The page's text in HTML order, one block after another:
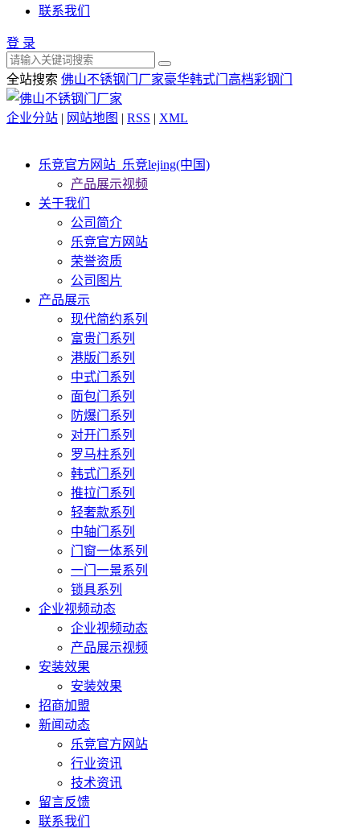
联系我们
登 录
全站搜索 佛山不锈钢门厂家豪华韩式门 高档彩钢门
企业分站 | 网站地图 | RSS | XML
乐竞官方网站_乐竞lejing(中国)
产品展示视频
关于我们
公司简介
乐竞官方网站
荣誉资质
公司图片
产品展示
现代简约系列
富贵门系列
港版门系列
中式门系列
面包门系列
防爆门系列
对开门系列
罗马柱系列
韩式门系列
推拉门系列
轻奢款系列
中轴门系列
门窗一体系列
一门一景系列
锁具系列
企业视频动态
企业视频动态
产品展示视频
安装效果
安装效果
招商加盟
新闻动态
乐竞官方网站
行业资讯
技术资讯
留言反馈
联系我们